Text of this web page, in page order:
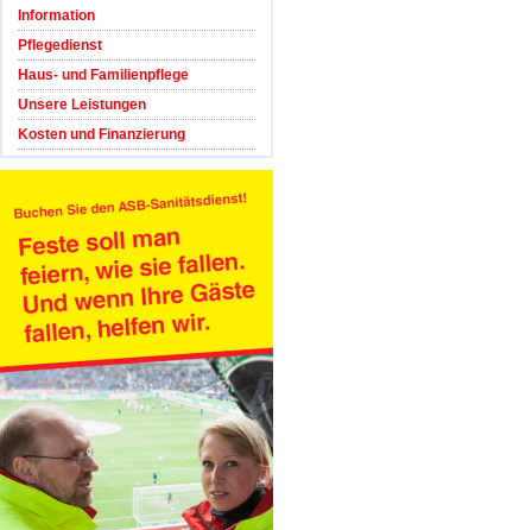
Information
Pflegedienst
Haus- und Familienpflege
Unsere Leistungen
Kosten und Finanzierung